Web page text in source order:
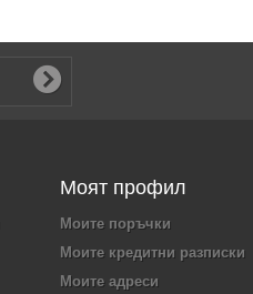
Моят профил
Моите поръчки
Моите кредитни разписки
Моите адреси